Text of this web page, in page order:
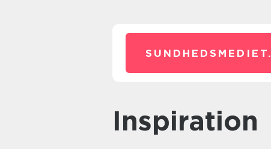
SUNDHEDSMEDIET.
inspiration